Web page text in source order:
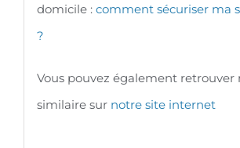
domicile : comment sécuriser ma
?
Vous pouvez également retrouver
similaire sur notre site internet